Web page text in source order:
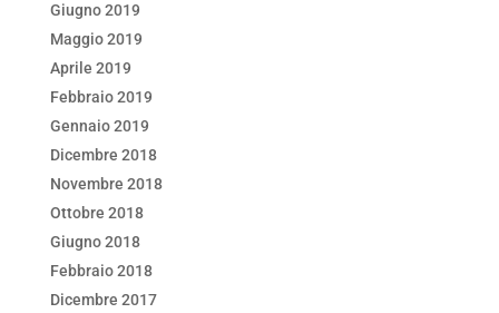
Giugno 2019
Maggio 2019
Aprile 2019
Febbraio 2019
Gennaio 2019
Dicembre 2018
Novembre 2018
Ottobre 2018
Giugno 2018
Febbraio 2018
Dicembre 2017